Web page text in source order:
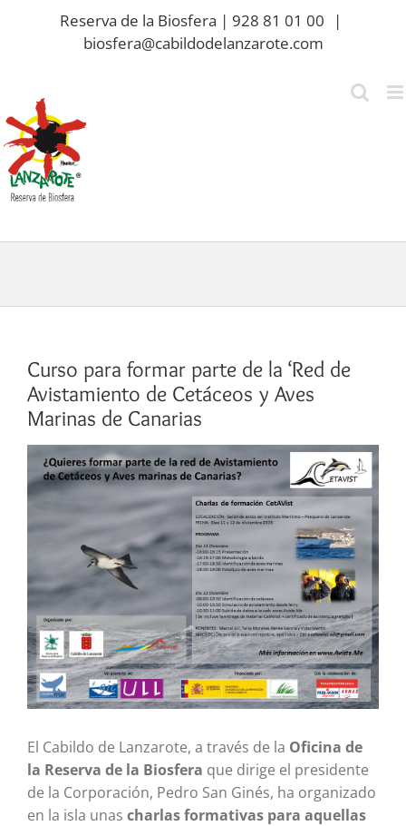
Reserva de la Biosfera | 928 81 01 00
|
biosfera@cabildodelanzarote.com
Curso para formar parte de la ‘Red de
Avistamiento de Cetáceos y Aves
Marinas de Canarias
Ver
imagen
más
grande
El Cabildo de Lanzarote, a través de la Oficina de
la Reserva de la Biosfera que dirige el presidente
de la Corporación, Pedro San Ginés, ha organizado
en la isla unas charlas formativas para aquellas